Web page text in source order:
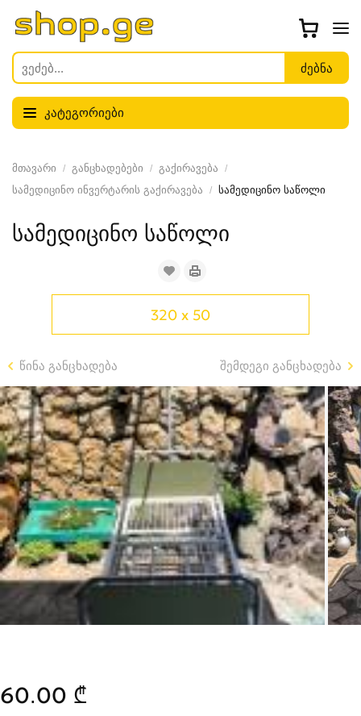
კატეგორიები
მთავარი განცხადებები
გაქირავება
სამედიცინო ინვერტარის გაქირავება
სამედიცინო საწოლი
სამედიცინო საწოლი
320 x 50
წინა განცხადება შემდეგი განცხადება
60.00 ₾